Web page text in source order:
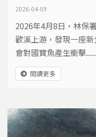
2026-04-09
2026年4月8日，林保
歡溪上游，發現一座
會對國寶魚產生衝擊.....
閱讀更多